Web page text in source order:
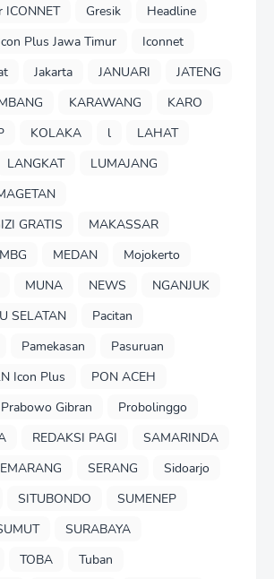
ICONNET
Gresik
Headline
Plus Jawa Timur
Iconnet
Jakarta JANUARI
JATENG
KARAWANG
KARO
KOLAKA l
LAHAT
LANGKAT
LUMAJANG
GRATIS
MAKASSAR
MBG MEDAN
Mojokerto
MUNA NEWS
NGANJUK
SELATAN
Pacitan
Pamekasan
Pasuruan
Icon Plus
PON ACEH
Prabowo Gibran
Probolinggo
REDAKSI PAGI
SAMARINDA
SERANG
Sidoarjo
SITUBONDO
SUMENEP
SURABAYA
TOBA Tuban